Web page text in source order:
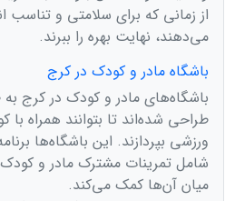
از زمانی که برای سلامتی و
می‌دهند، نهایت بهره را ببرند.
باشگاه مادر و کودک در کرج
باشگاه‌های مادر و کودک در کرج
طراحی شده‌اند تا بتوانند همراه با
ورزشی بپردازند. این باشگاه‌ها
شامل تمرینات مشترک مادر و
میان آن‌ها کمک می‌کند.